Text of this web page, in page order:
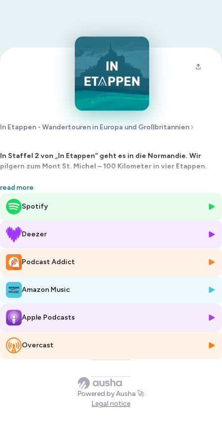
In Etappen - Wandertouren in Europa und Großbritannien
In Staffel 2 von „In Etappen“ geht es in die Normandie. Wir
pilgern zum Mont St. Michel – 100 Kilometer in vier Etappen.
Folge 3
Das große Finale: Heute geht’s auf die letzte Etappe zum Mont St.
Kilometer vor uns heute und das letzte Stück sind wir sieben Kilometer
durch die Bucht vor dem Mont St. Michel unterwegs. Wir starten mit
Brioche, Kaffee und Calvados. Und auch wenn mein Französisch nicht
perfekt ist, genieße ich die Unterhaltungen mit den anderen
Pilger:innen, das ist inzwischen mehr als Small Talk und gemeinsam
ziehen wir kurz vor dem Ende der Tour ein kleines Zwischenfazit. Hinter
Weltkrieg interessiert, hat vielleicht schon mal was von dieser Brücke
gehört) machen wir nochmal ein langes Picknick, bevor es dann über
die Salzwiesen zur Bucht vor dem Mont St. Michel geht. Hier erwartet
uns Rafael, der uns sicher durch die Bucht bringen wird. Die Dynamik
der Gezeiten hier ist einmalig in Europa und es ist gut zu wissen, wie
entlang, dann weiter durchs Watt. Es ist unbeschreiblich, sich dem
Mont St. Michel auf diese Weise zu nähern. Und noch unbeschreiblicher
dann dort anzukommen. An diesem Ort, der eine faszinierende
read more
Spotify
Deezer
Podcast Addict
Amazon Music
Apple Podcasts
Overcast
Powered by Ausha 🚀
Legal notice